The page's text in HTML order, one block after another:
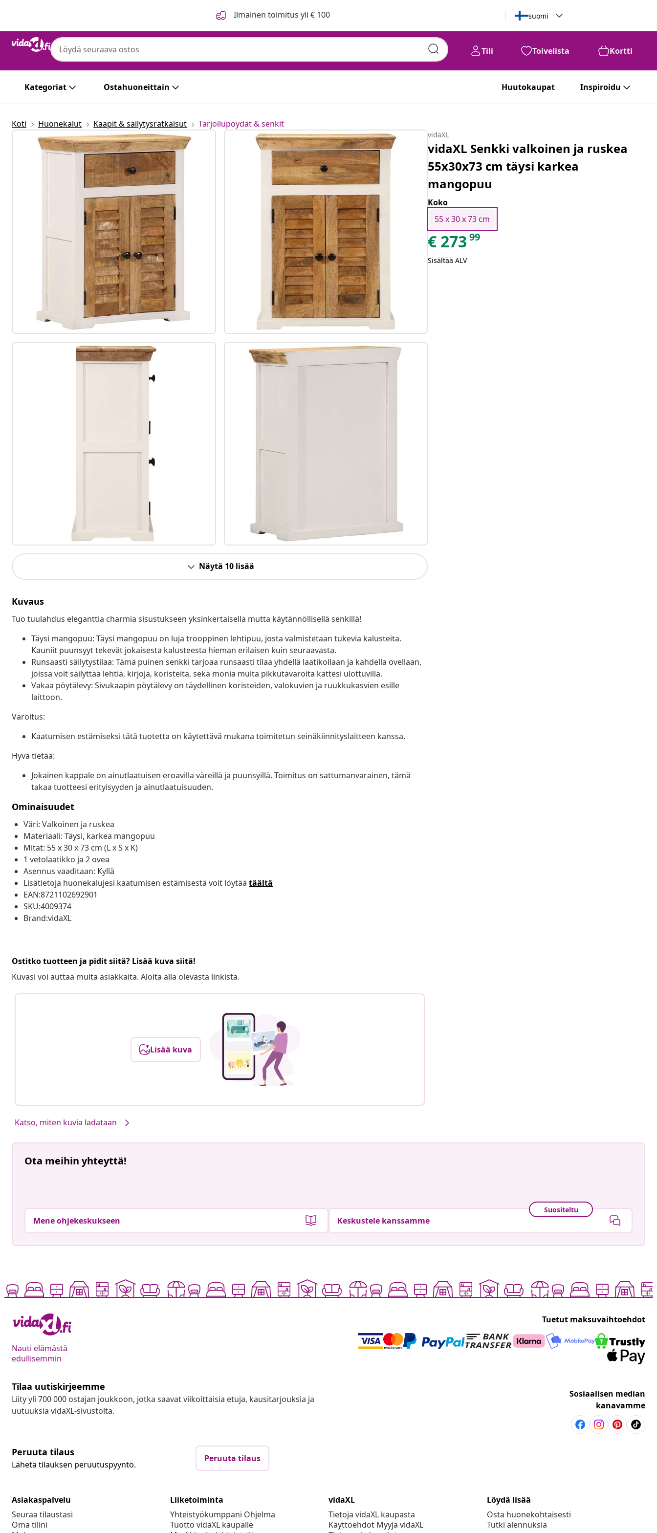
Ilmainen toimitus yli € 100 suomi
Tili Toivelista Kortti
Kategoriat Ostahuoneittain Huutokaupat Inspiroidu
Koti Huonekalut Kaapit & säilytysratkaisut Tarjoilupöydät & senkit
Näytä 10 lisää
Kuvaus
Tuo tuulahdus eleganttia charmia sisustukseen yksinkertaisella mutta käytännöllisellä senkillä!
Täysi mangopuu: Täysi mangopuu on luja trooppinen lehtipuu, josta valmistetaan tukevia kalusteita.
Kauniit puunsyyt tekevät jokaisesta kalusteesta hieman erilaisen kuin seuraavasta.
Runsaasti säilytystilaa: Tämä puinen senkki tarjoaa runsaasti tilaa yhdellä laatikollaan ja kahdella ovellaan,
joissa voit säilyttää lehtiä, kirjoja, koristeita, sekä monia muita pikkutavaroita kättesi ulottuvilla.
Vakaa pöytälevy: Sivukaapin pöytälevy on täydellinen koristeiden, valokuvien ja ruukkukasvien esille
laittoon.
Varoitus:
Kaatumisen estämiseksi tätä tuotetta on käytettävä mukana toimitetun seinäkiinnityslaitteen kanssa.
Hyvä tietää:
Jokainen kappale on ainutlaatuisen eroavilla väreillä ja puunsyillä. Toimitus on sattumanvarainen, tämä
takaa tuotteesi erityisyyden ja ainutlaatuisuuden.
Ominaisuudet
Väri: Valkoinen ja ruskea
Materiaali: Täysi, karkea mangopuu
Mitat: 55 x 30 x 73 cm (L x S x K)
1 vetolaatikko ja 2 ovea
Asennus vaaditaan: Kyllä
Lisätietoja huonekalujesi kaatumisen estämisestä voit löytää täältä
EAN:8721102692901
SKU:4009374
Brand:vidaXL
Ostitko tuotteen ja pidit siitä? Lisää kuva siitä!
Kuvasi voi auttaa muita asiakkaita. Aloita alla olevasta linkistä.
Lisää kuva
Katso, miten kuvia ladataan
vidaXL
vidaXL Senkki valkoinen ja ruskea
55x30x73 cm täysi karkea
mangopuu
Koko
55 x 30 x 73 cm
€ 273 99
Sisältää ALV
Ota meihin yhteyttä!
Mene ohjekeskukseen
Suositeltu
Keskustele kanssamme
Nauti elämästä
edullisemmin
Tuetut maksuvaihtoehdot
Tilaa uutiskirjeemme
Liity yli 700 000 ostajan joukkoon, jotka saavat viikoittaisia etuja, kausitarjouksia ja
uutuuksia vidaXL-sivustolta.
Sosiaalisen median
kanavamme
Peruuta tilaus
Lähetä tilauksen peruutuspyyntö.
Peruuta tilaus
Asiakaspalvelu
Seuraa tilaustasi
Oma tilini
Liiketoiminta
Yhteistyökumppani Ohjelma
Tuotto vidaXL kaupalle
vidaXL
Tietoja vidaXL kaupasta
Käyttöehdot Myyjä vidaXL
Löydä lisää
Osta huonekohtaisesti
Tutki alennuksia